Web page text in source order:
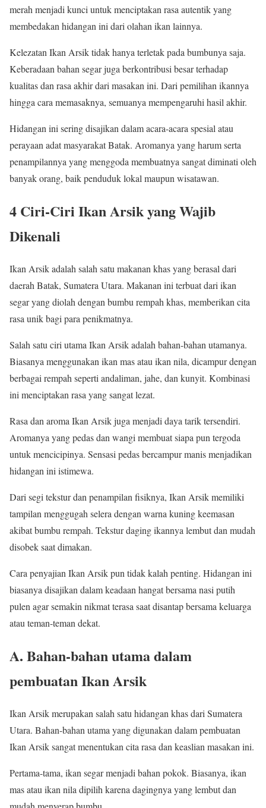
merah menjadi kunci untuk menciptakan rasa autentik yang
membedakan hidangan ini dari olahan ikan lainnya.
Kelezatan Ikan Arsik tidak hanya terletak pada bumbunya saja.
Keberadaan bahan segar juga berkontribusi besar terhadap
kualitas dan rasa akhir dari masakan ini. Dari pemilihan ikannya
hingga cara memasaknya, semuanya mempengaruhi hasil akhir.
Hidangan ini sering disajikan dalam acara-acara spesial atau
perayaan adat masyarakat Batak. Aromanya yang harum serta
penampilannya yang menggoda membuatnya sangat diminati oleh
banyak orang, baik penduduk lokal maupun wisatawan.
4 Ciri-Ciri Ikan Arsik yang Wajib
Dikenali
Ikan Arsik adalah salah satu makanan khas yang berasal dari
daerah Batak, Sumatera Utara. Makanan ini terbuat dari ikan
segar yang diolah dengan bumbu rempah khas, memberikan cita
rasa unik bagi para penikmatnya.
Salah satu ciri utama Ikan Arsik adalah bahan-bahan utamanya.
Biasanya menggunakan ikan mas atau ikan nila, dicampur dengan
berbagai rempah seperti andaliman, jahe, dan kunyit. Kombinasi
ini menciptakan rasa yang sangat lezat.
Rasa dan aroma Ikan Arsik juga menjadi daya tarik tersendiri.
Aromanya yang pedas dan wangi membuat siapa pun tergoda
untuk mencicipinya. Sensasi pedas bercampur manis menjadikan
hidangan ini istimewa.
Dari segi tekstur dan penampilan fisiknya, Ikan Arsik memiliki
tampilan menggugah selera dengan warna kuning keemasan
akibat bumbu rempah. Tekstur daging ikannya lembut dan mudah
disobek saat dimakan.
Cara penyajian Ikan Arsik pun tidak kalah penting. Hidangan ini
biasanya disajikan dalam keadaan hangat bersama nasi putih
pulen agar semakin nikmat terasa saat disantap bersama keluarga
atau teman-teman dekat.
A. Bahan-bahan utama dalam
pembuatan Ikan Arsik
Ikan Arsik merupakan salah satu hidangan khas dari Sumatera
Utara. Bahan-bahan utama yang digunakan dalam pembuatan
Ikan Arsik sangat menentukan cita rasa dan keaslian masakan ini.
Pertama-tama, ikan segar menjadi bahan pokok. Biasanya, ikan
mas atau ikan nila dipilih karena dagingnya yang lembut dan